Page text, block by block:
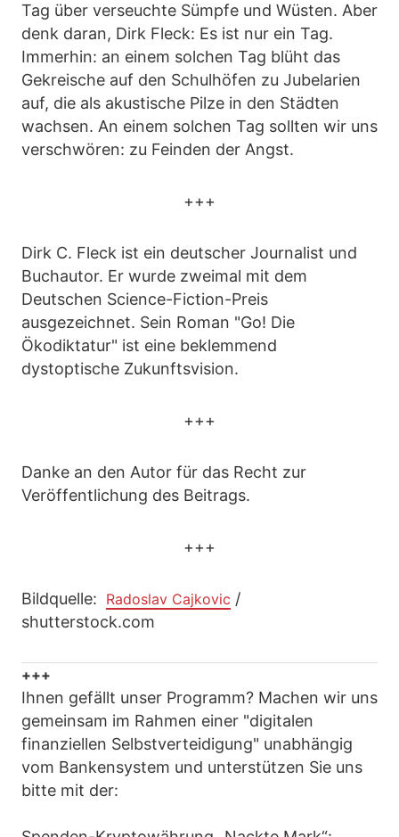
Tag über verseuchte Sümpfe und Wüsten. Aber
denk daran, Dirk Fleck: Es ist nur ein Tag.
Immerhin: an einem solchen Tag blüht das
Gekreische auf den Schulhöfen zu Jubelarien
auf, die als akustische Pilze in den Städten
wachsen. An einem solchen Tag sollten wir uns
verschwören: zu Feinden der Angst.
+++
Dirk C. Fleck ist ein deutscher Journalist und
Buchautor. Er wurde zweimal mit dem
Deutschen Science-Fiction-Preis
ausgezeichnet. Sein Roman "Go! Die
Ökodiktatur" ist eine beklemmend
dystoptische Zukunftsvision.
+++
Danke an den Autor für das Recht zur
Veröffentlichung des Beitrags.
+++
Bildquelle: Radoslav Cajkovic /
shutterstock.com
+++
Ihnen gefällt unser Programm? Machen wir uns
gemeinsam im Rahmen einer "digitalen
finanziellen Selbstverteidigung" unabhängig
vom Bankensystem und unterstützen Sie uns
bitte mit der: